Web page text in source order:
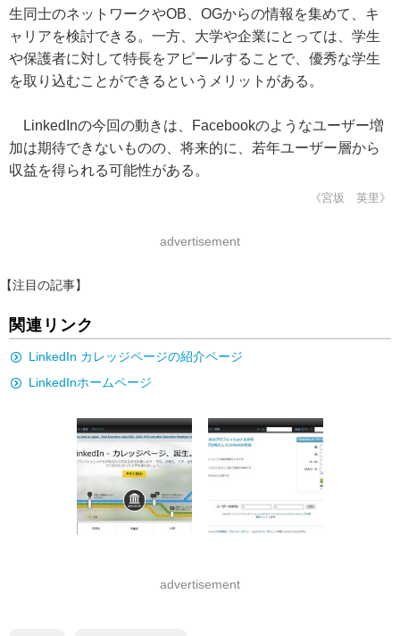
生同士のネットワークやOB、OGからの情報を集めて、キ
ャリアを検討できる。一方、大学や企業にとっては、学生
や保護者に対して特長をアピールすることで、優秀な学生
を取り込むことができるというメリットがある。
LinkedInの今回の動きは、Facebookのようなユーザー増
加は期待できないものの、将来的に、若年ユーザー層から
収益を得られる可能性がある。
《宮坂 英里》
advertisement
【注目の記事】
関連リンク
LinkedIn カレッジページの紹介ページ
LinkedInホームページ
advertisement